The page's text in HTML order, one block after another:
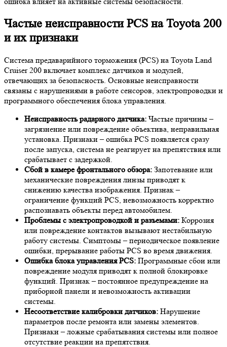
Частые неисправности PCS на Toyota 200
и их признаки
Система предаварийного торможения (PCS) на Toyota Land
Cruiser 200 включает комплекс датчиков и модулей,
отвечающих за безопасность. Основные неисправности
связаны с нарушениями в работе сенсоров, электропроводки и
программного обеспечения блока управления.
Неисправность радарного датчика: Частые причины –
загрязнение или повреждение объектива, неправильная
установка. Признаки – ошибка PCS появляется сразу
после запуска, система не реагирует на препятствия или
срабатывает с задержкой.
Сбой в камере фронтального обзора: Запотевание или
механические повреждения линзы приводят к
снижению качества изображения. Признак –
ограничение функций PCS, невозможность корректно
распознавать объекты перед автомобилем.
Проблемы с электропроводкой и разъемами: Коррозия
или повреждение контактов вызывают нестабильную
работу системы. Симптомы – периодическое появление
ошибки, прерывание работы PCS во время движения.
Ошибка блока управления PCS: Программные сбои или
повреждение модуля приводят к полной блокировке
функций. Признак – постоянное предупреждение на
приборной панели и невозможность активации
системы.
Несоответствие калибровки датчиков: Нарушение
параметров после ремонта или замены элементов.
Признаки – ложные срабатывания системы или полное
отсутствие реакции на препятствия.